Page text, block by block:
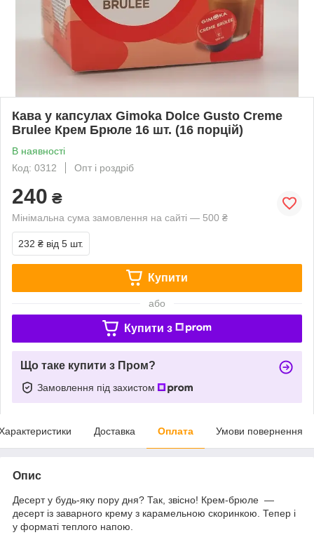
Кава у капсулах Gimoka Dolce Gusto Creme
Brulee Крем Брюле 16 шт. (16 порцій)
В наявності
Код: 0312
Опт і роздріб
240 ₴
Мінімальна сума замовлення на сайті — 500 ₴
232 ₴ від 5 шт.
Купити
або
Купити з
Що таке купити з Пром?
Замовлення під захистом
Доставка Оплата Умови повернення
Опис
Десерт у будь-яку пору дня? Так, звісно! Крем-брюле —
десерт із заварного крему з карамельною скоринкою. Тепер і
у форматі теплого напою.